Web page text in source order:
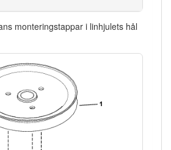
monteringstappar i linhjulets hål